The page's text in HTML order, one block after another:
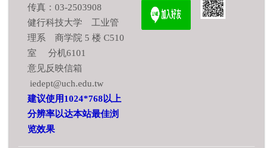
传真：03-2503908
健行科技大学 工业管
理系 商学院 5 楼 C510
室 分机6101
意见反映信箱
iedept@uch.edu.tw
建议使用1024*768以上
分辨率以达本站最佳浏
览效果